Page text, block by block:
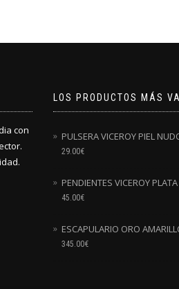
con
LOS PRODUCTOS MÁS
PULSERA VICEROY PIEL
29.00€
PENDIENTES VICEROY PLATA
45.00€
ESCAPULARIO ORO
345.00€